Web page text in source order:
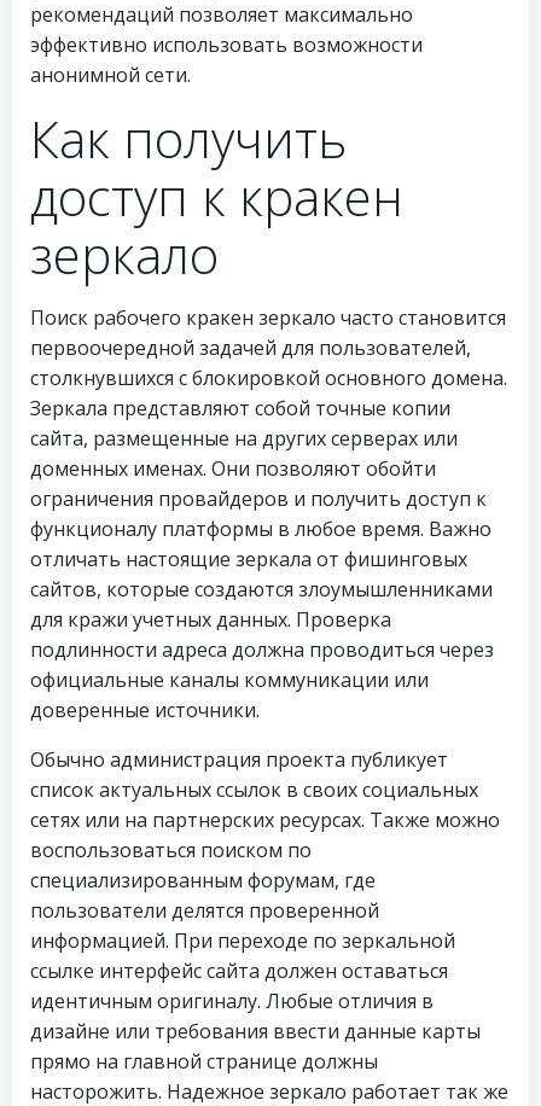
рекомендаций позволяет максимально
эффективно использовать возможности
анонимной сети.
Как получить
доступ к кракен
зеркало
Поиск рабочего кракен зеркало часто становится
первоочередной задачей для пользователей,
столкнувшихся с блокировкой основного домена.
Зеркала представляют собой точные копии
сайта, размещенные на других серверах или
доменных именах. Они позволяют обойти
ограничения провайдеров и получить доступ к
функционалу платформы в любое время. Важно
отличать настоящие зеркала от фишинговых
сайтов, которые создаются злоумышленниками
для кражи учетных данных. Проверка
подлинности адреса должна проводиться через
официальные каналы коммуникации или
доверенные источники.
Обычно администрация проекта публикует
список актуальных ссылок в своих социальных
сетях или на партнерских ресурсах. Также можно
воспользоваться поиском по
специализированным форумам, где
пользователи делятся проверенной
информацией. При переходе по зеркальной
ссылке интерфейс сайта должен оставаться
идентичным оригиналу. Любые отличия в
дизайне или требования ввести данные карты
прямо на главной странице должны
насторожить. Надежное зеркало работает так же